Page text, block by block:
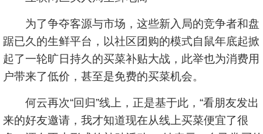
为了争夺客源与市场，这些新入局的竞争者和盘
踞已久的生鲜平台，以社区团购的模式自鼠年底起掀
起了一轮旷日持久的买菜补贴大战，此举也为消费用
户带来了低价，甚至是免费的买菜机会。
何云再次“回归”线上，正是基于此，“看朋友发出
来的好友邀请，我才知道现在从线上买菜便宜了很